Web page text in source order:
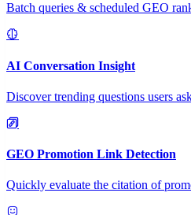
Batch queries & scheduled GEO
AI Conversation Insight
Discover trending questions users
GEO Promotion Link Detection
Quickly evaluate the citation of